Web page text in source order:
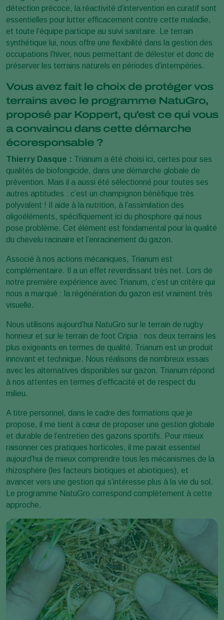
détection précoce, la réactivité d’intervention en curatif sont
essentielles pour lutter efficacement contre cette maladie,
et toute l’équipe participe au suivi sanitaire. Le terrain
synthétique lui, nous offre une flexibilité dans la gestion des
occupations l’hiver, nous permettant de délester et donc de
préserver les terrains naturels en périodes d’intempéries.
Vous avez fait le choix de protéger vos
terrains avec le programme NatuGro,
proposé par Koppert, qu'est ce qui vous
a convaincu dans cette démarche
écoresponsable ?
Thierry Dasque : Trianum a été choisi ici, certes pour ses
qualités de biofongicide, dans une démarche globale de
prévention. Mais il a aussi été sélectionné pour toutes ses
autres aptitudes : c’est un champignon bénéfique très
polyvalent ! Il aide à la nutrition, à l’assimilation des
oligoéléments, spécifiquement ici du phosphore qui nous
pose problème. Cet élément est fondamental pour la qualité
du chevelu racinaire et l’enracinement du gazon.
Associé à nos actions mécaniques, Trianum est
complémentaire. Il a un effet reverdissant très net. Lors de
notre première expérience avec Trianum, c’est un critère qui
nous a marqué : la régénération du gazon est vraiment très
visuelle.
Nous utilisons aujourd’hui NatuGro sur le terrain de rugby
honneur et sur le terrain de foot Cripia : nos deux terrains les
plus exigeants en termes de qualité. Trianum est un produit
innovant et technique. Nous réalisons de nombreux essais
avec les alternatives disponibles sur gazon. Trianum répond
à nos attentes en termes d’efficacité et de respect du
milieu.
A titre personnel, dans le cadre des formations que je
propose, il me tient à cœur de proposer une gestion globale
et durable de l’entretien des gazons sportifs. Pour mieux
raisonner ces pratiques horticoles, il me parait essentiel
aujourd’hui de mieux comprendre tous les mécanismes de la
rhizosphère (les facteurs biotiques et abiotiques), et
avancer vers une gestion qui s’intéresse plus à la vie du sol.
Le programme NatuGro correspond complètement à cette
approche.